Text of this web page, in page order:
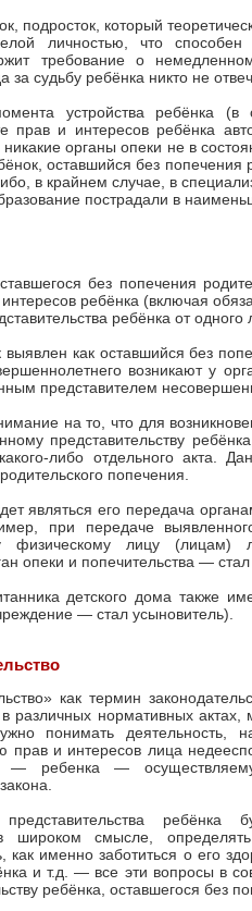
подросток, который
личностью, что
требование о
за судьбу ребёнка никто не
устройства ребёнка
прав и интересов ребёнка
органы опеки не в
оставшийся без
в крайнем случае, в
пострадали в
без попечения
ребёнка (включая
ребёнка от одного
выявлен как оставшийся без
возникают у
представителем
на то, что для
представительству
либо отдельного акта.
попечения.
являться его передача
при передаче
физическому лицу
опеки и попечительства —
детского дома также
— стал усыновитель).
как термин
различных нормативных
понимать деятельность,
прав и интересов лица
— ребенка —
представительства
широком смысле,
как именно заботиться о его
и т.д. — все эти вопросы в
ребёнка, оставшегося без